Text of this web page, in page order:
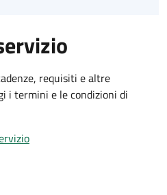
requisiti e altre
i termini e le condizioni di